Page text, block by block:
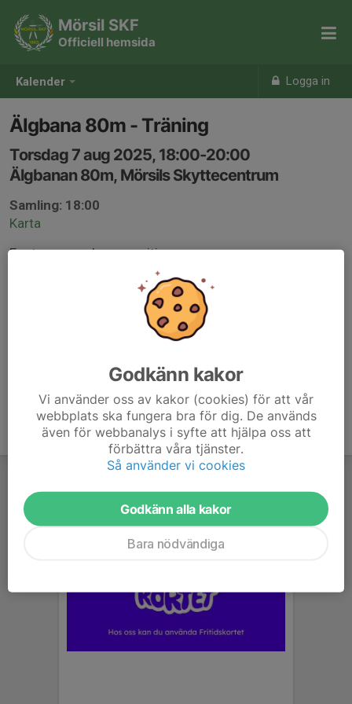
Kalender Logga in
Mörsil SKF
Officiell hemsida
Älgbana 80m - Träning
Torsdag 7 aug 2025, 18:00-20:00
Älgbanan 80m, Mörsils Skyttecentrum
Samling: 18:00
Karta
Eget vapen och ammunition.
Megalink - Elektronisk markering.
Godkänn kakor
Vi använder oss av kakor (cookies) för att vår
webbplats ska fungera bra för dig. De används
även för webbanalys i syfte att hjälpa oss att
förbättra våra tjänster.
Så använder vi cookies
Godkänn alla kakor
Bara nödvändiga